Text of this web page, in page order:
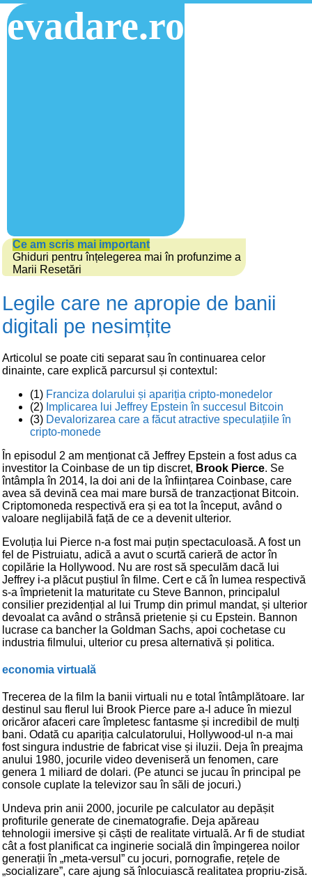
evadare.ro
Ce am scris mai important
Ghiduri pentru înțelegerea mai în profunzime a
Marii Resetări
Legile care ne apropie de banii
digitali pe nesimțite
Articolul se poate citi separat sau în continuarea celor
dinainte, care explică parcursul și contextul:
(1) Franciza dolarului și apariția cripto-monedelor
(2) Implicarea lui Jeffrey Epstein în succesul Bitcoin
(3) Devalorizarea care a făcut atractive speculațiile în
cripto-monede
În episodul 2 am menționat că Jeffrey Epstein a fost adus ca
investitor la Coinbase de un tip discret, Brook Pierce. Se
întâmpla în 2014, la doi ani de la înființarea Coinbase, care
avea să devină cea mai mare bursă de tranzacționat Bitcoin.
Criptomoneda respectivă era și ea tot la început, având o
valoare neglijabilă față de ce a devenit ulterior.
Evoluția lui Pierce n-a fost mai puțin spectaculoasă. A fost un
fel de Pistruiatu, adică a avut o scurtă carieră de actor în
copilărie la Hollywood. Nu are rost să speculăm dacă lui
Jeffrey i-a plăcut puștiul în filme. Cert e că în lumea respectivă
s-a împrietenit la maturitate cu Steve Bannon, principalul
consilier prezidențial al lui Trump din primul mandat, și ulterior
devoalat ca având o strânsă prietenie și cu Epstein. Bannon
lucrase ca bancher la Goldman Sachs, apoi cochetase cu
industria filmului, ulterior cu presa alternativă și politica.
economia virtuală
Trecerea de la film la banii virtuali nu e total întâmplătoare. Iar
destinul sau flerul lui Brook Pierce pare a-l aduce în miezul
oricăror afaceri care împletesc fantasme și incredibil de mulți
bani. Odată cu apariția calculatorului, Hollywood-ul n-a mai
fost singura industrie de fabricat vise și iluzii. Deja în preajma
anului 1980, jocurile video deveniseră un fenomen, care
genera 1 miliard de dolari. (Pe atunci se jucau în principal pe
console cuplate la televizor sau în săli de jocuri.)
Undeva prin anii 2000, jocurile pe calculator au depășit
profiturile generate de cinematografie. Deja apăreau
tehnologii imersive și căști de realitate virtuală. Ar fi de studiat
cât a fost planificat ca inginerie socială din împingerea noilor
generații în „meta-versul” cu jocuri, pornografie, rețele de
„socializare”, care ajung să înlocuiască realitatea propriu-zisă.